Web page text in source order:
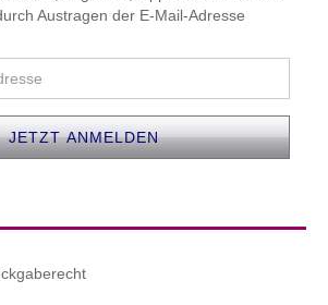
Austragen der E-Mail-Adresse